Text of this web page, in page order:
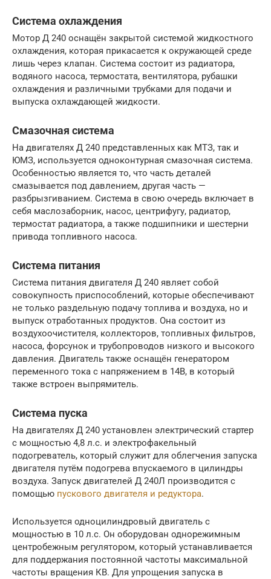
Система охлаждения
Мотор Д 240 оснащён закрытой системой жидкостного
охлаждения, которая прикасается к окружающей среде
лишь через клапан. Система состоит из радиатора,
водяного насоса, термостата, вентилятора, рубашки
охлаждения и различными трубками для подачи и
выпуска охлаждающей жидкости.
Смазочная система
На двигателях Д 240 представленных как МТЗ, так и
ЮМЗ, используется одноконтурная смазочная система.
Особенностью является то, что часть деталей
смазывается под давлением, другая часть —
разбрызгиванием. Система в свою очередь включает в
себя маслозаборник, насос, центрифугу, радиатор,
термостат радиатора, а также подшипники и шестерни
привода топливного насоса.
Система питания
Система питания двигателя Д 240 являет собой
совокупность приспособлений, которые обеспечивают
не только раздельную подачу топлива и воздуха, но и
выпуск отработанных продуктов. Она состоит из
воздухоочистителя, коллекторов, топливных фильтров,
насоса, форсунок и трубопроводов низкого и высокого
давления. Двигатель также оснащён генератором
переменного тока с напряжением в 14В, в который
также встроен выпрямитель.
Система пуска
На двигателях Д 240 установлен электрический стартер
с мощностью 4,8 л.с. и электрофакельный
подогреватель, который служит для облегчения запуска
двигателя путём подогрева впускаемого в цилиндры
воздуха. Запуск двигателей Д 240Л производится с
помощью пускового двигателя и редуктора.
Используется одноцилиндровый двигатель с
мощностью в 10 л.с. Он оборудован однорежимным
центробежным регулятором, который устанавливается
для поддержания постоянной частоты максимальной
частоты вращения КВ. Для упрощения запуска в